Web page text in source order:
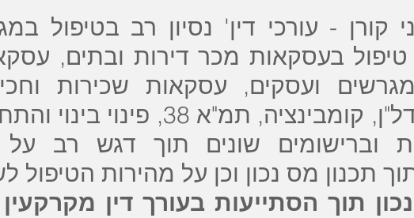
קורן - עורכי דין' נסיון רב בטיפול
טיפול בעסקאות מכר דירות ובתים,
ועסקים, עסקאות שכירות
השקעה בנדל"ן, קומבינציה, תמ"א
וברישומים שונים תוך דגש רב על
תכנון מס נכון וכן על מהירות הטיפול
תוך הסתייעות בעורך דין